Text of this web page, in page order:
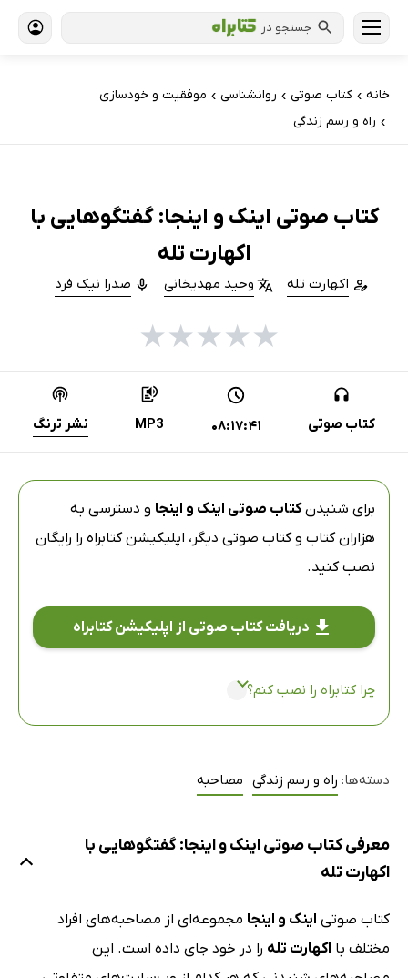
جستجو در
خانه › کتاب‌ صوتی › روانشناسی › موفقیت و خودسازی
› راه و رسم زندگی
کتاب صوتی اینک و اینجا: گفتگوهایی با
اکهارت تله
اکهارت تله وحید مهدیخانی صدرا نیک فرد
★
★
★
★
★
کتاب صوتی 08:17:41
MP3 نشر ترنگ
برای شنیدنکتاب صوتی اینک و اینجا و دسترسی به
هزاران کتاب و کتاب صوتی دیگر، اپلیکیشن کتابراه را رایگان
نصب کنید.
دریافت کتاب صوتی از اپلیکیشن کتابراه
چرا کتابراه را نصب کنم؟
دسته‌ها: راه و رسم زندگی مصاحبه
معرفی کتاب صوتی اینک و اینجا: گفتگوهایی با
اکهارت تله
کتاب صوتی اینک و اینجا مجموعه‌ای از مصاحبه‌های افراد
مختلف با اکهارت تله را در خود جای داده است. این